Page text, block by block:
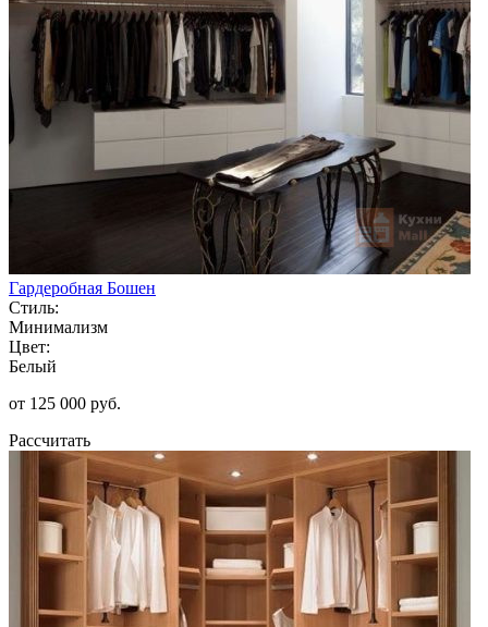
Гардеробная Бошен
Стиль:
Минимализм
Цвет:
Белый
от 125 000 руб.
Рассчитать